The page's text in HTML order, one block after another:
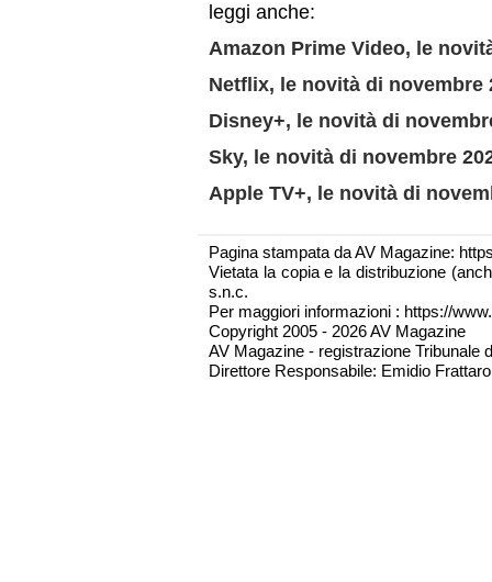
leggi anche:
Amazon Prime Video, le
Netflix, le novità di novembre
Disney+, le novità di
Sky, le novità di novembre
Apple TV+, le novità di
Pagina stampata da AV Magazine:
Vietata la copia e la distribuzione
s.n.c.
Per maggiori informazioni : https://
Copyright 2005 - 2026 AV Magazine
AV Magazine - registrazione Tribunale
Direttore Responsabile: Emidio